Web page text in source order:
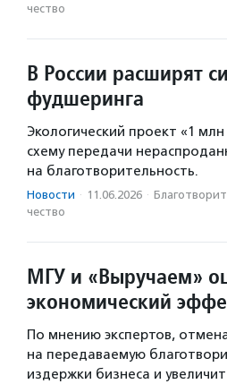
чест­во
В России расширят
фудшеринга
Экологический проект «1
схему передачи
на благотворительность.
Новости · 11.06.2026 ·
чест­во
МГУ и «Выручаем»
экономический
По мнению экспертов,
на передаваемую
издержки бизнеса и